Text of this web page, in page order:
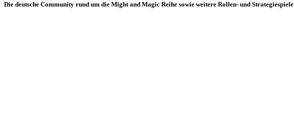
Die deutsche Community rund um die Might and Magic Reihe sowie weitere Rollen- und Strategiespiele